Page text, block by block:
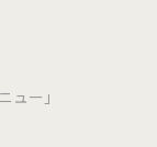
ュー」